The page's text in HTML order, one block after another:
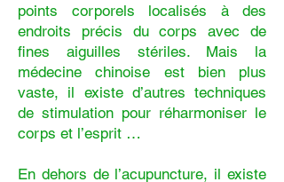
points corporels localisés à des
endroits précis du corps avec de
fines aiguilles stériles. Mais la
médecine chinoise est bien plus
vaste, il existe d’autres techniques
de stimulation pour réharmoniser le
corps et l’esprit …
En dehors de l’acupuncture, il existe